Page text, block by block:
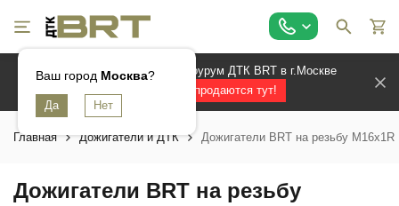
Ваш город Москва?
Официальный магазин и шоурум ДТК BRT в г.Москве
Лучшие ДТК продаются тут!
Главная Дожигатели и ДТК Дожигатели BRT на резьбу М16х1R
Дожигатели BRT на резьбу